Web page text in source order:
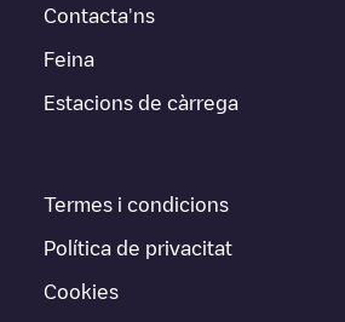
Contacta'ns
Feina
Estacions de càrrega
Termes i condicions
Política de privacitat
Cookies